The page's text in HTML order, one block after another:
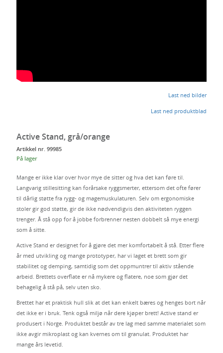
Last ned bilder
Last ned produktblad
Active Stand, grå/orange
Artikkel nr. 99985
På lager
Mange er ikke klar over hvor mye de sitter og hva det kan føre til.
Langvarig stillesitting kan forårsake ryggsmerter, ettersom det ofte fører
til dårlig støtte fra rygg- og magemuskulaturen. Selv om ergonomiske
stoler gir god støtte, gir de ikke nødvendigvis den aktiviteten ryggen
trenger. Å stå opp for å jobbe forbrenner nesten dobbelt så mye energi
som å sitte.
Active Stand er designet for å gjøre det mer komfortabelt å stå. Etter flere
år med utvikling og mange prototyper, har vi laget et brett som gir
stabilitet og demping, samtidig som det oppmuntrer til aktiv stående
arbeid. Brettets overflate er nå mykere og flatere, noe som gjør det
behagelig å stå på, selv uten sko.
Brettet har et praktisk hull slik at det kan enkelt bæres og henges bort når
det ikke er i bruk. Tenk også miljø når dere kjøper brett! Active stand er
produsert i Norge. Produktet består av tre lag med samme materialet som
ikke avgir mikroplast og kan kvernes om til granulat. Produktet har
mange års levetid.